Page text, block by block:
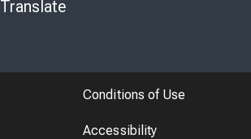
Translate
Conditions of Use
Accessibility